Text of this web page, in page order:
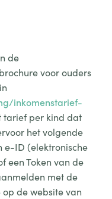
de
voor ouders
inkomenstarief-
tarief per kind dat
het volgende
e-ID (elektronische
een Token van de
met de
de website van